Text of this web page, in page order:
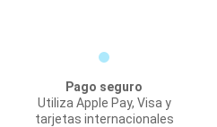
Pago seguro
Utiliza Apple Pay, Visa y
tarjetas internacionales